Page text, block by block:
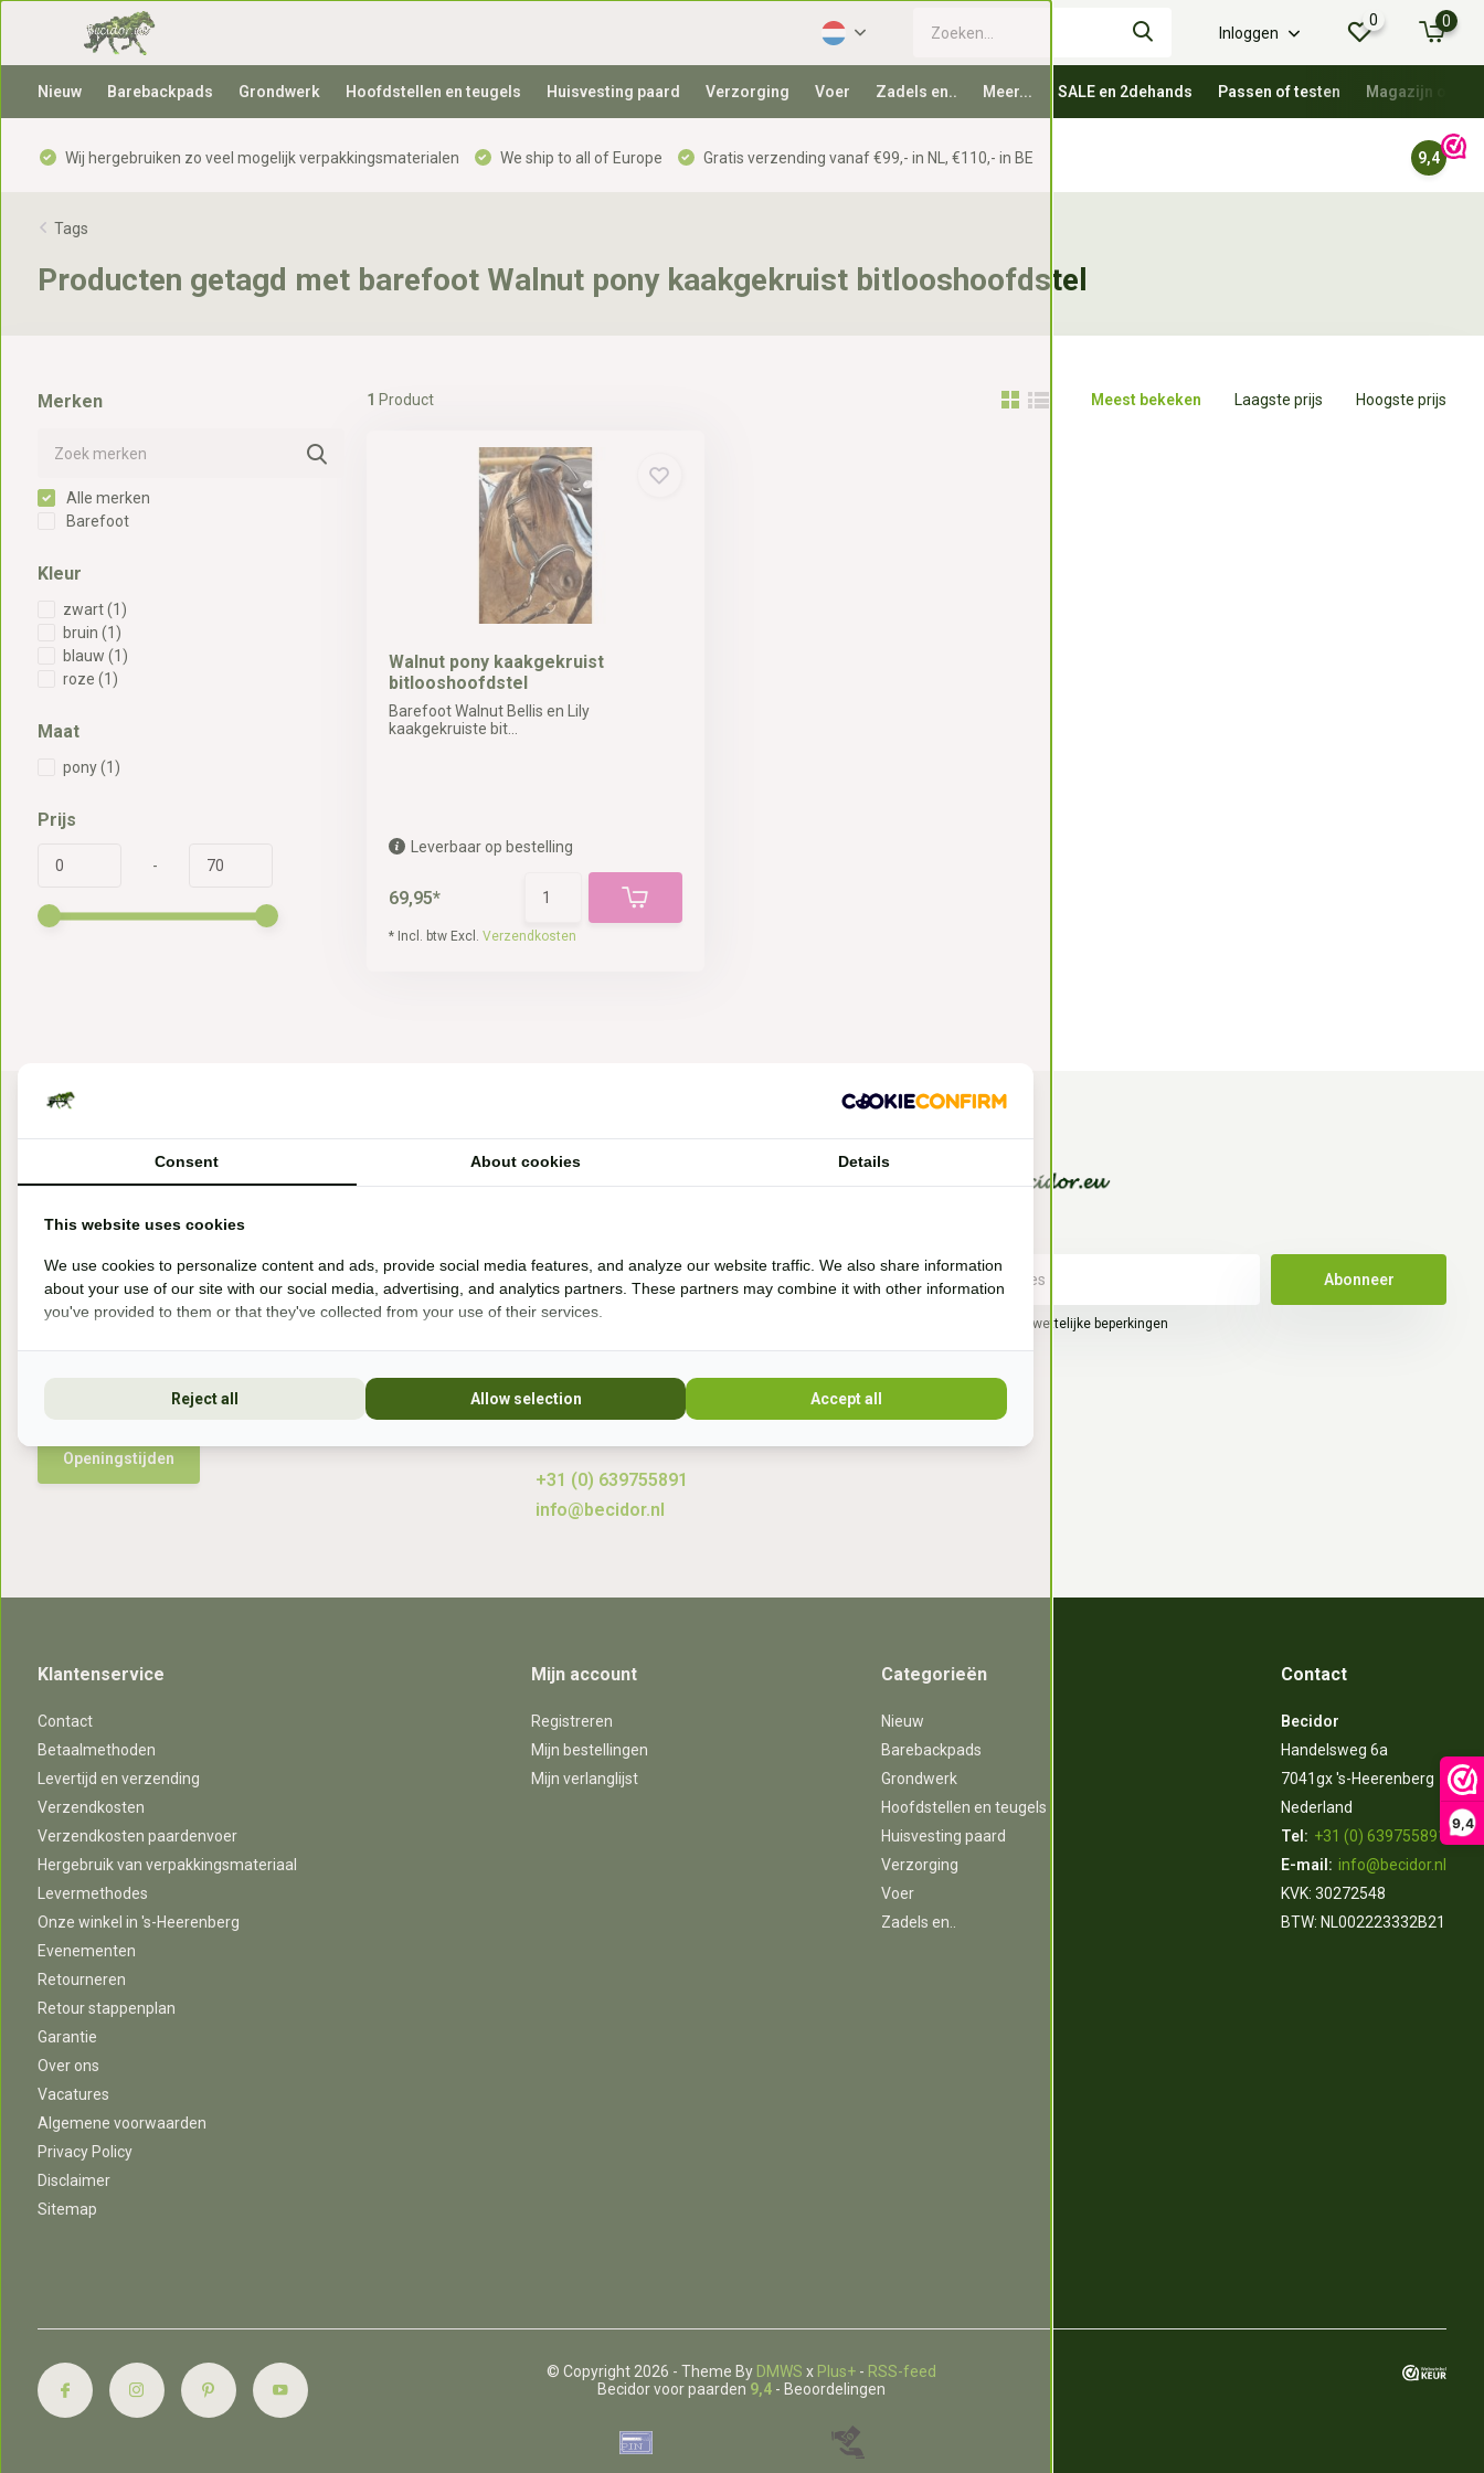
9,4
Inloggen
0 0
Nieuw Barebackpads Grondwerk Hoofdstellen en teugels Huisvesting paard Verzorging Voer Zadels en.. Meer... SALE en 2dehands Passen of testen Magazijn
Wij hergebruiken zo veel mogelijk verpakkingsmaterialen We ship to all of Europe Gratis verzending vanaf €99,- in NL, €110,- in BE 9,4
Tags
Producten getagd met barefoot Walnut pony kaakgekruist bitlooshoofdstel
Merken
Alle merken
Barefoot
Kleur
zwart(1)
bruin (1)
blauw (1)
roze (1)
Maat
pony(1)
Prijs
-
1 Product Meest bekeken Laagste prijs Hoogste prijs
Walnut pony kaakgekruist
bitlooshoofdstel
Barefoot Walnut Bellis en Lily
kaakgekruiste bit...
Leverbaar op bestelling
69,95*
* Incl. btw Excl. Verzendkosten
Bezoek onze winkel
Handelsweg 6a
7041gx 's-Heerenberg
aan de Duitse grens, aan de A12/A3
Openingstijden
Vragen?
Ik ben het best te bereiken via Whatsapp.
Ik help je graag. Ik probeer veel producten zelf
10 jaar ijzerloos en wonen in een paddock
paradise. Sinds 20
+31 (0) 639755891
info@becidor.nl
Abonneer
* Lees hier de wettelijke beperkingen
Klantenservice
Contact
Betaalmethoden
Levertijd en verzending
Verzendkosten
Verzendkosten paardenvoer
Hergebruik van verpakkingsmateriaal
Levermethodes
Onze winkel in 's-Heerenberg
Evenementen
Retourneren
Retour stappenplan
Garantie
Over ons
Vacatures
Algemene voorwaarden
Privacy Policy
Disclaimer
Sitemap
Mijn account
Registreren
Mijn bestellingen
Mijn verlanglijst
Categorieën
Nieuw
Barebackpads
Grondwerk
Hoofdstellen en teugels
Huisvesting paard
Verzorging
Voer
Zadels en..
Contact
Becidor
Handelsweg 6a
7041gx 's-Heerenberg
Nederland
Tel: +31 (0) 639755891
E-mail: info@becidor.nl
KVK: 30272548
BTW: NL002223332B21
© Copyright 2026 - Theme By DMWS x Plus+ - RSS-feed
Becidor voor paarden 9,4 - Beoordelingen
Consent About cookies Details
This website uses cookies
We use cookies to personalize content and ads, provide social media features, and analyze our website traffic. We also share information
about your use of our site with our social media, advertising, and analytics partners. These partners may combine it with other information
you've provided to them or that they've collected from your use of their services.
Reject all Allow selection Accept all